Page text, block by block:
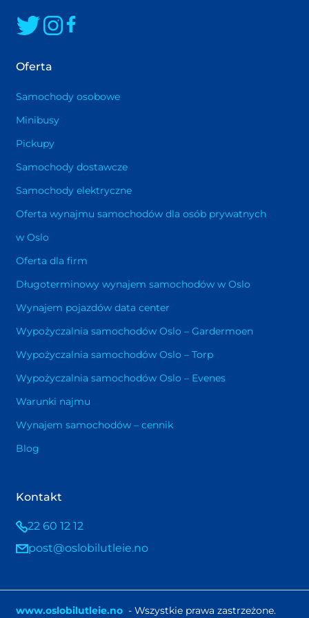
Ci maksymalną przyjemność z jazdy.
Oferta
Samochody osobowe
Minibusy
Pickupy
Samochody dostawcze
Samochody elektryczne
Oferta wynajmu samochodów dla osób prywatnych
w Oslo
Oferta dla firm
Długoterminowy wynajem samochodów w Oslo
Wynajem pojazdów data center
Wypożyczalnia samochodów Oslo – Gardermoen
Wypożyczalnia samochodów Oslo – Torp
Wypożyczalnia samochodów Oslo – Evenes
Warunki najmu
Wynajem samochodów – cennik
Blog
Kontakt
22 60 12 12
post@oslobilutleie.no
www.oslobilutleie.no - Wszystkie prawa zastrzeżone.